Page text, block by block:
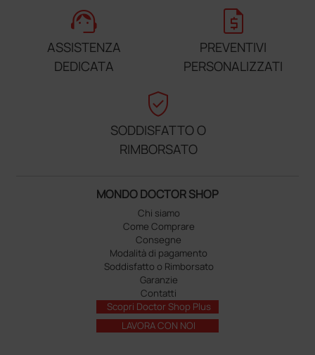
support_agent
ASSISTENZA
DEDICATA
request_quote
PREVENTIVI
PERSONALIZZATI
verified_user
SODDISFATTO O
RIMBORSATO
MONDO DOCTOR SHOP
Chi siamo
Come Comprare
Consegne
Modalità di pagamento
Soddisfatto o Rimborsato
Garanzie
Contatti
Scopri Doctor Shop Plus
LAVORA CON NOI